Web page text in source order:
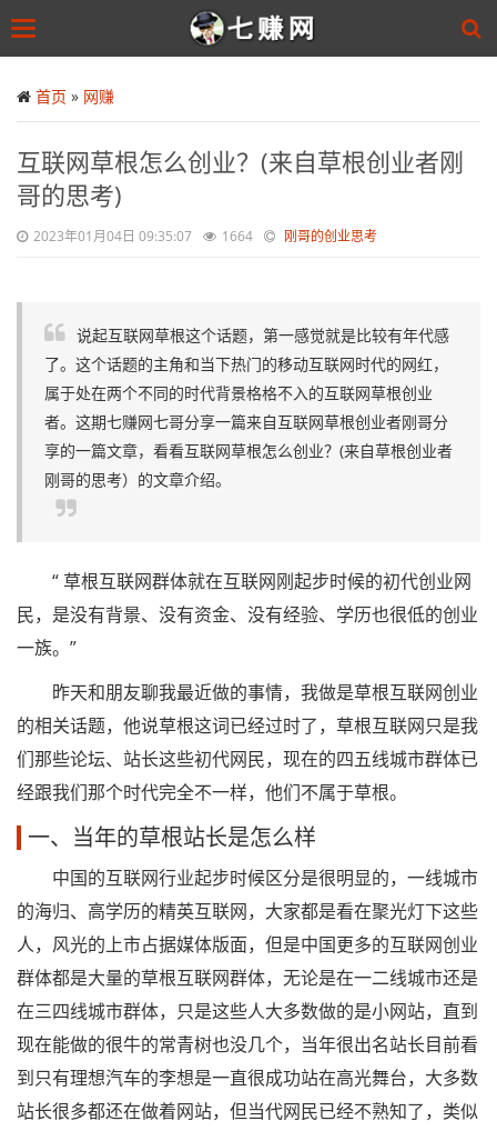
to
main
Toggle
首页 » 网赚
互联网草根怎么创业？(来自草根创业者刚
哥的思考)
2023年01月04日 09:35:07 1664 刚哥的创业思考
说起互联网草根这个话题，第一感觉就是比较有年代感
了。这个话题的主角和当下热门的移动互联网时代的网红，
属于处在两个不同的时代背景格格不入的互联网草根创业
者。这期七赚网七哥分享一篇来自互联网草根创业者刚哥分
享的一篇文章，看看互联网草根怎么创业？(来自草根创业者
刚哥的思考）的文章介绍。
“ 草根互联网群体就在互联网刚起步时候的初代创业网
民，是没有背景、没有资金、没有经验、学历也很低的创业
一族。”
昨天和朋友聊我最近做的事情，我做是草根互联网创业
的相关话题，他说草根这词已经过时了，草根互联网只是我
们那些论坛、站长这些初代网民，现在的四五线城市群体已
经跟我们那个时代完全不一样，他们不属于草根。
一、当年的草根站长是怎么样
中国的互联网行业起步时候区分是很明显的，一线城市
的海归、高学历的精英互联网，大家都是看在聚光灯下这些
人，风光的上市占据媒体版面，但是中国更多的互联网创业
群体都是大量的草根互联网群体，无论是在一二线城市还是
在三四线城市群体，只是这些人大多数做的是小网站，直到
现在能做的很牛的常青树也没几个，当年很出名站长目前看
到只有理想汽车的李想是一直很成功站在高光舞台，大多数
站长很多都还在做着网站，但当代网民已经不熟知了，类似